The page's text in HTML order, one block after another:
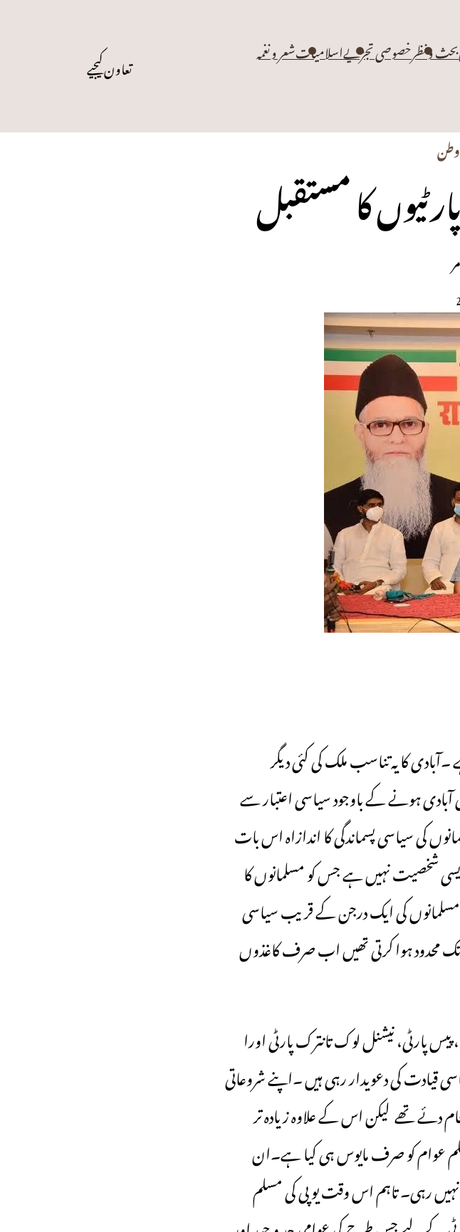
بحث و نظرخصوصی تجزیےاسلامیاتشعر و نغمہ تعاون کیجیے
کا مستقبل
کا یہ تناسب ملک کی کئی دیگر
ہونے کے باوجود سیاسی اعتبار سے
کی سیاسی پسماندگی کا اندازاہ اس بات
شخصیت نہیں ہے جس کو مسلمانوں کا
میں مسلمانوں کی ایک درجن کے قریب سیاسی
تک محدود ہوا کرتی تھیں اب صرف کاغذوں
پارٹی، نیشنل لوک تانترک پارٹی اورا
قیادت کی دعویدار رہی ہیں ۔اپنے شروعاتی
دئے تھے لیکن اس کے علاوہ زیادہ تر
عوام کو صرف مایوس ہی کیا ہے۔ان
رہی۔ تاہم اس وقت یو پی کی مسلم